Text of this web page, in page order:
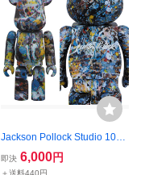
Jackson Pollock Studio 10
0%ベアブリック/未開封
即決 6,000円
＋送料440円